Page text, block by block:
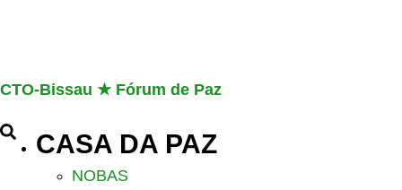
CTO-Bissau ★ Fórum de Paz
CASA DA PAZ
NOBAS